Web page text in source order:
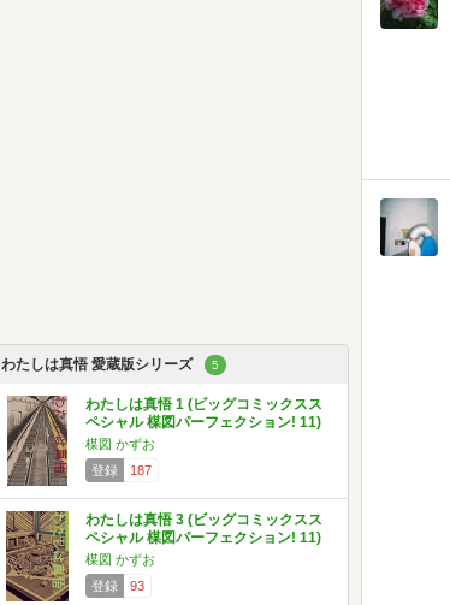
わたしは真悟 愛蔵版シリーズ 5
わたしは真悟 1 (ビッグコミックスス
ペシャル 楳図パーフェクション! 11)
楳図 かずお
登録
187
わたしは真悟 3 (ビッグコミックスス
ペシャル 楳図パーフェクション! 11)
楳図 かずお
登録
93